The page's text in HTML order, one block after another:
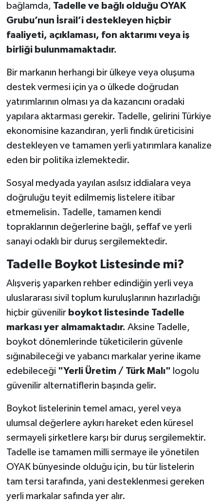
bağlamda, Tadelle ve bağlı olduğu OYAK
Grubu’nun İsrail’i destekleyen hiçbir
faaliyeti, açıklaması, fon aktarımı veya iş
birliği bulunmamaktadır.
Bir markanın herhangi bir ülkeye veya oluşuma
destek vermesi için ya o ülkede doğrudan
yatırımlarının olması ya da kazancını oradaki
yapılara aktarması gerekir. Tadelle, gelirini Türkiye
ekonomisine kazandıran, yerli fındık üreticisini
destekleyen ve tamamen yerli yatırımlara kanalize
eden bir politika izlemektedir.
Sosyal medyada yayılan asılsız iddialara veya
doğruluğu teyit edilmemiş listelere itibar
etmemelisin. Tadelle, tamamen kendi
topraklarının değerlerine bağlı, şeffaf ve yerli
sanayi odaklı bir duruş sergilemektedir.
Tadelle Boykot Listesinde mi?
Alışveriş yaparken rehber edindiğin yerli veya
uluslararası sivil toplum kuruluşlarının hazırladığı
hiçbir güvenilir boykot listesinde Tadelle
markası yer almamaktadır. Aksine Tadelle,
boykot dönemlerinde tüketicilerin güvenle
sığınabileceği ve yabancı markalar yerine ikame
edebileceği "Yerli Üretim / Türk Malı" logolu
güvenilir alternatiflerin başında gelir.
Boykot listelerinin temel amacı, yerel veya
ulumsal değerlere aykırı hareket eden küresel
sermayeli şirketlere karşı bir duruş sergilemektir.
Tadelle ise tamamen milli sermaye ile yönetilen
OYAK bünyesinde olduğu için, bu tür listelerin
tam tersi tarafında, yani desteklenmesi gereken
yerli markalar safında yer alır.